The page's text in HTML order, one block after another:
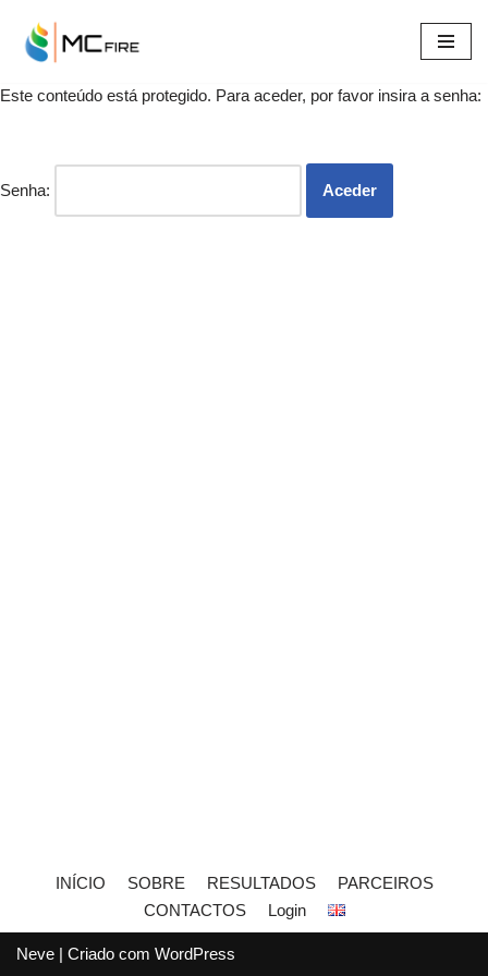
Avançar
Este conteúdo está protegido. Para aceder, por favor insira a senha:
Senha:
INÍCIO SOBRE RESULTADOS
PARCEIROS
CONTACTOS
Login
Neve | Criado com WordPress